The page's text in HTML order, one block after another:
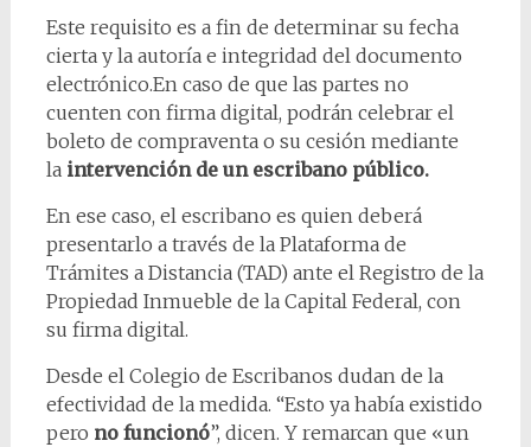
Este requisito es a fin de determinar su fecha
cierta y la autoría e integridad del documento
electrónico.En caso de que las partes no
cuenten con firma digital, podrán celebrar el
boleto de compraventa o su cesión mediante
la intervención de un escribano público.
En ese caso, el escribano es quien deberá
presentarlo a través de la Plataforma de
Trámites a Distancia (TAD) ante el Registro de la
Propiedad Inmueble de la Capital Federal, con
su firma digital.
Desde el Colegio de Escribanos dudan de la
efectividad de la medida. “Esto ya había existido
pero no funcionó”, dicen. Y remarcan que «un